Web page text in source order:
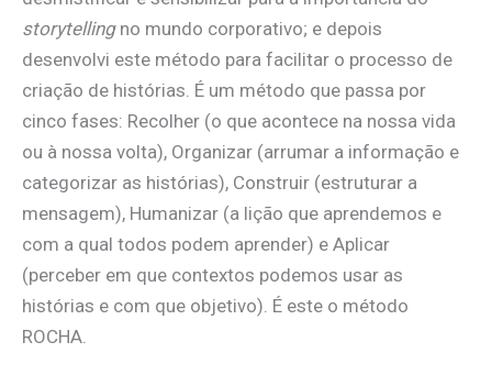
storytellingno mundo corporativo; e depois
desenvolvi este método para facilitar o processo de
criação de histórias. É um método que passa por
cinco fases: Recolher (o que acontece na nossa vida
ou à nossa volta), Organizar (arrumar a informação e
categorizar as histórias), Construir (estruturar a
mensagem), Humanizar (a lição que aprendemos e
com a qual todos podem aprender) e Aplicar
(perceber em que contextos podemos usar as
histórias e com que objetivo). É este o método
ROCHA.